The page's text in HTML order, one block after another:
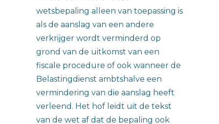
wetsbepaling alleen van toepassing is
als de aanslag van een andere
verkrijger wordt verminderd op
grond van de uitkomst van een
fiscale procedure of ook wanneer de
Belastingdienst ambtshalve een
vermindering van die aanslag heeft
verleend. Het hof leidt uit de tekst
van de wet af dat de bepaling ook